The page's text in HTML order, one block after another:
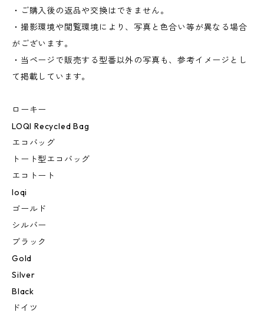
・ご購入後の返品や交換はできません。
・撮影環境や閲覧環境により、写真と色合い等が異なる場合
がございます。
・当ページで販売する型番以外の写真も、参考イメージとし
て掲載しています。
ローキー
LOQI Recycled Bag
エコバッグ
トート型エコバッグ
エコトート
loqi
ゴールド
シルバー
ブラック
Gold
Silver
Black
ドイツ